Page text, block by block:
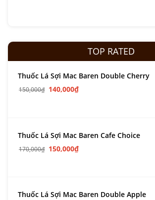
TOP RATED
Thuốc Lá Sợi Mac Baren Double Cherry
150,000₫ 140,000₫
Thuốc Lá Sợi Mac Baren Cafe Choice
170,000₫ 150,000₫
Thuốc Lá Sợi Mac Baren Double Apple